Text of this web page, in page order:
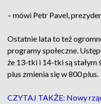
– mówi Petr Pavel,
Ostatnie lata to też
programy społeczne.
że 13-tki i 14-tki są stałym
plus zmienia się w 800 plus.
CZYTAJ TAKŻE: Nowy